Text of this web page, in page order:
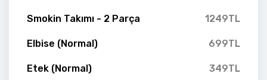
Smokin Takımı - 2 Parça 1249TL
Elbise (Normal) 699TL
Etek (Normal) 349TL